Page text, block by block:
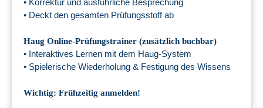
• Korrektur und ausführliche Besprechung
• Deckt den gesamten Prüfungsstoff ab
Haug Online-Prüfungstrainer (zusätzlich buchbar)
• Interaktives Lernen mit dem Haug-System
• Spielerische Wiederholung & Festigung des Wissens
Wichtig: Frühzeitig anmelden!